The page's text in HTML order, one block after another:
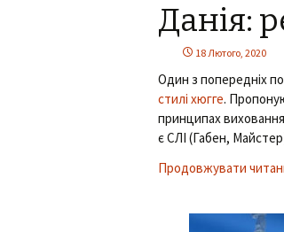
Данія:
18 Лютого, 2020
Один з попередніх
стилі хюгге.
принципах
є СЛІ (Габен,
Продовжувати